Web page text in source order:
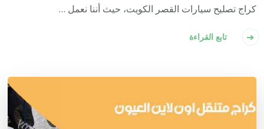
كراج تصليح سيارات القصر الكويت، حيث أننا نعمل …
تابع القراءة